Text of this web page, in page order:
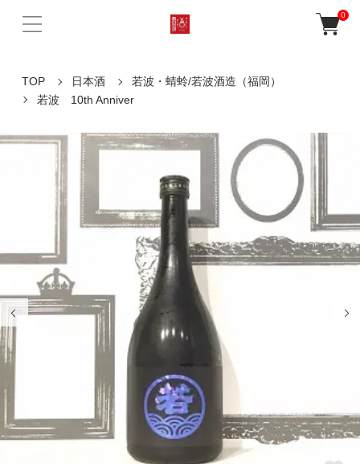
0
TOP 日本酒
若波・蜻蛉/若波酒造（福岡）
若波 10th Anniver